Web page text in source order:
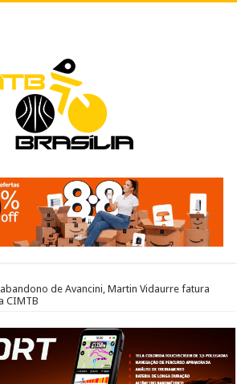
de Avancini, Martin Vidaurre fatura
CIMTB